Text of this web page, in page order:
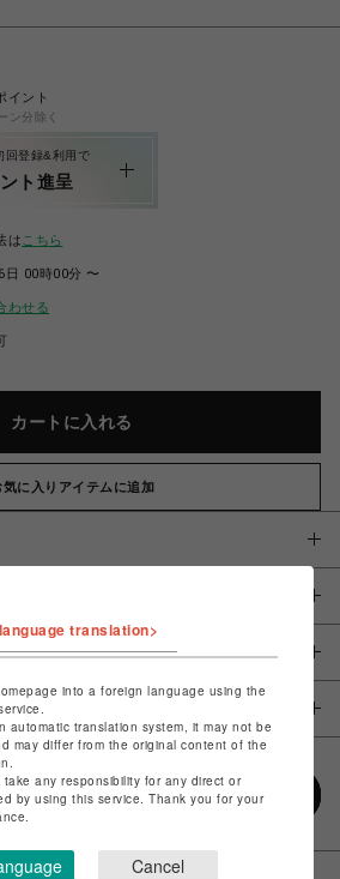
イント
ン分除く
回登録&利用で
ト進呈
は こちら
日 00時00分 〜
わせる
カートに入れる
気に入りアイテムに追加
translation>
into a foreign language using the
automatic translation system, it may not be
may differ from the original content of the
any responsibility for any direct or
by using this service. Thank you for your
Cancel